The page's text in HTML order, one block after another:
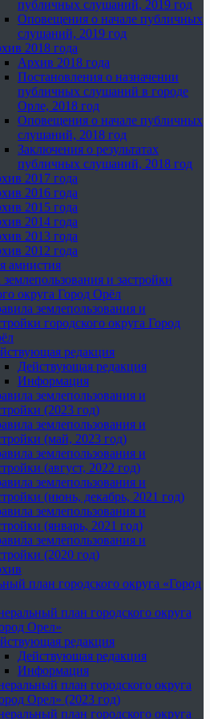
публичных слушаний, 2019 год
Оповещения о начале публичных
слушаний, 2019 год
2018 года
Архив 2018 года
Постановления о назначении
публичных слушаний в городе
Орле, 2018 год
Оповещения о начале публичных
слушаний, 2018 год
Заключения о результатах
публичных слушаний, 2018 год
2017 года
2016 года
2015 года
2014 года
2013 года
2012 года
амнистия
и застройки
округа Город Орёл
землепользования и
городского округа Город
редакция
Действующая редакция
Информация
землепользования и
(2023 год)
землепользования и
(май, 2023 год)
землепользования и
(август, 2022 год)
землепользования и
(июнь, декабрь, 2021 год)
землепользования и
(январь, 2021 год)
землепользования и
(2020 год)
план городского округа «Город
план городского округа
Орел»
редакция
Действующая редакция
Информация
план городского округа
Орел» (2023 год)
план городского округа